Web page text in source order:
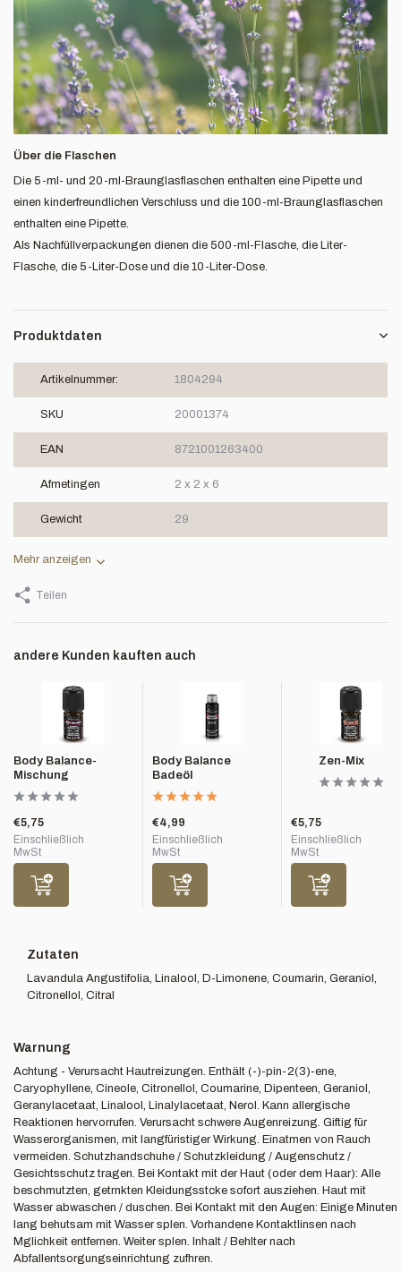
Über die Flaschen
Die 5-ml- und 20-ml-Braunglasflaschen enthalten eine Pipette und
einen kinderfreundlichen Verschluss und die 100-ml-Braunglasflaschen
enthalten eine Pipette.
Als Nachfüllverpackungen dienen die 500-ml-Flasche, die Liter-
Flasche, die 5-Liter-Dose und die 10-Liter-Dose.
Produktdaten
Artikelnummer: 1804294
SKU 20001374
EAN 8721001263400
Afmetingen 2 x 2 x 6
Gewicht 29
Mehr anzeigen
Teilen
andere Kunden kauften auch
Body Balance-
Mischung
€5,75
Einschließlich
MwSt
Body Balance
Badeöl
€4,99
Einschließlich
MwSt
Zen-Mix
€5,75
Einschließlich
MwSt
Zutaten
Lavandula Angustifolia, Linalool, D-Limonene, Coumarin, Geraniol,
Citronellol, Citral
Warnung
Achtung - Verursacht Hautreizungen. Enthält (-)-pin-2(3)-ene,
Caryophyllene, Cineole, Citronellol, Coumarine, Dipenteen, Geraniol,
Geranylacetaat, Linalool, Linalylacetaat, Nerol. Kann allergische
Reaktionen hervorrufen. Verursacht schwere Augenreizung. Giftig für
Wasserorganismen, mit langfüristiger Wirkung. Einatmen von Rauch
vermeiden. Schutzhandschuhe / Schutzkleidung / Augenschutz /
Gesichtsschutz tragen. Bei Kontakt mit der Haut (oder dem Haar): Alle
beschmutzten, getrnkten Kleidungsstcke sofort ausziehen. Haut mit
Wasser abwaschen / duschen. Bei Kontakt mit den Augen: Einige Minuten
lang behutsam mit Wasser splen. Vorhandene Kontaktlinsen nach
Mglichkeit entfernen. Weiter splen. Inhalt / Behlter nach
Abfallentsorgungseinrichtung zufhren.